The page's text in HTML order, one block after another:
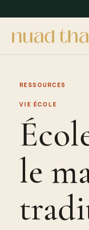
RESSOURCES
VIE ÉCOLE
le